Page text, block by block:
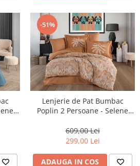
-51%
Lenjerie de Pat Bumbac
Poplin 2 Persoane - Selene
609,00 Lei
299,00 Lei
ADAUGA IN COS